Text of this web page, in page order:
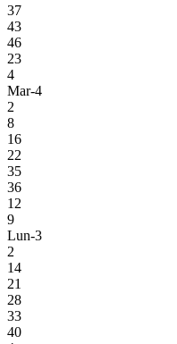
37
43
46
23
4
Mar-4
2
8
16
22
35
36
12
9
Lun-3
2
14
21
28
33
40